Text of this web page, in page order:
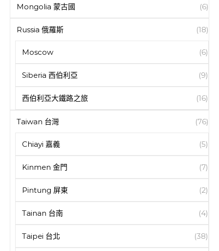
Mongolia 蒙古國 (6)
Russia 俄羅斯 (18)
Moscow (6)
Siberia 西伯利亞 (9)
西伯利亞大鐵路之旅 (16)
Taiwan 台灣 (76)
Chiayi 嘉義 (5)
Kinmen 金門 (7)
Pintung 屏東 (2)
Tainan 台南 (4)
Taipei 台北 (38)